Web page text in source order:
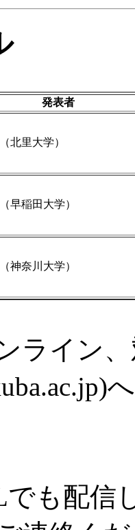
発表者
北里大学）
早稲田大学）
神奈川大学）
ライン
でも配信